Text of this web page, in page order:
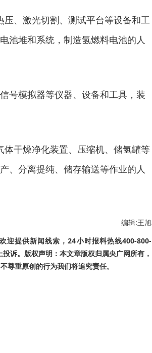
、激光切割、测试平台等设备和工
池堆和系统，制造氢燃料电池的人
号模拟器等仪器、设备和工具，装
干燥净化装置、压缩机、储氢罐等
、分离提纯、储存输送等作业的人
编辑:王旭
迎提供新闻线索，24小时报料热线400-800-
诉。版权声明：本文章版权归属央广网所有，
重原创的行为我们将追究责任。